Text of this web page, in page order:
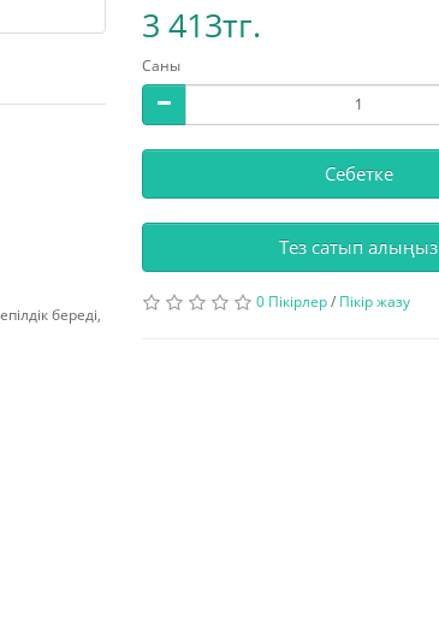
береді,
3 413тг.
Саны
Себетке
Тез сатып алыңыз
0 Пікірлер/ Пікір жазу